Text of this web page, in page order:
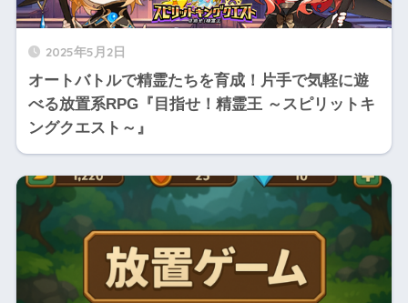
2025年5月2日
オートバトルで精霊たちを育成！片手で気軽に遊
べる放置系RPG『目指せ！精霊王 ～スピリットキ
ングクエスト～』